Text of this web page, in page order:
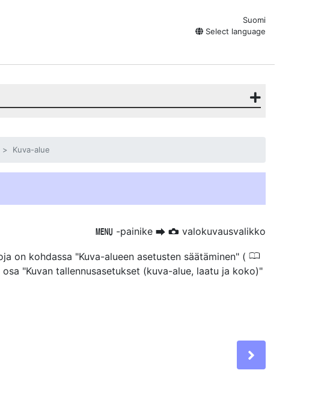
Suomi
Select language
Kuva-alue
G -painike U C valokuvausvalikko
on kohdassa "Kuva-alueen asetusten säätäminen" ( 0
osa "Kuvan tallennusasetukset (kuva-alue, laatu ja koko)"